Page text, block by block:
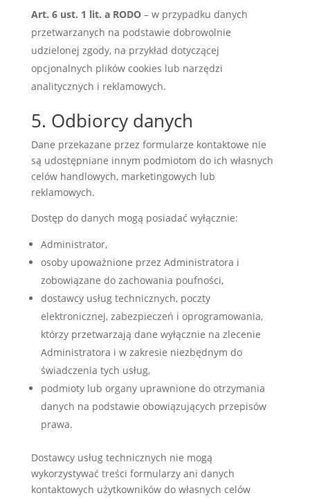
Art. 6 ust. 1 lit. a RODO– w przypadku danych
przetwarzanych na podstawie dobrowolnie
udzielonej zgody, na przykład dotyczącej
opcjonalnych plików cookies lub narzędzi
analitycznych i reklamowych.
5. Odbiorcy danych
Dane przekazane przez formularze kontaktowe nie
są udostępniane innym podmiotom do ich własnych
celów handlowych, marketingowych lub
reklamowych.
Dostęp do danych mogą posiadać wyłącznie:
Administrator,
osoby upoważnione przez Administratora i
zobowiązane do zachowania poufności,
dostawcy usług technicznych, poczty
elektronicznej, zabezpieczeń i oprogramowania,
którzy przetwarzają dane wyłącznie na zlecenie
Administratora i w zakresie niezbędnym do
świadczenia tych usług,
podmioty lub organy uprawnione do otrzymania
danych na podstawie obowiązujących przepisów
prawa.
Dostawcy usług technicznych nie mogą
wykorzystywać treści formularzy ani danych
kontaktowych użytkowników do własnych celów